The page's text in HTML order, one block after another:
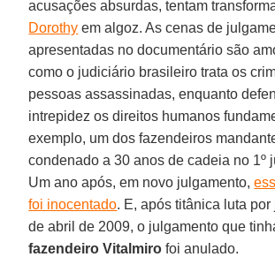
acusações absurdas, tentam
Dorothy em algoz. As cenas de
apresentadas no documentário são
como o judiciário brasileiro trata os
pessoas assassinadas, enquanto
intrepidez os direitos humanos
exemplo, um dos fazendeiros
condenado a 30 anos de cadeia no 1º
Um ano após, em novo julgamento,
foi inocentado. E, após titânica luta
de abril de 2009, o julgamento que
fazendeiro Vitalmiro foi anulado.